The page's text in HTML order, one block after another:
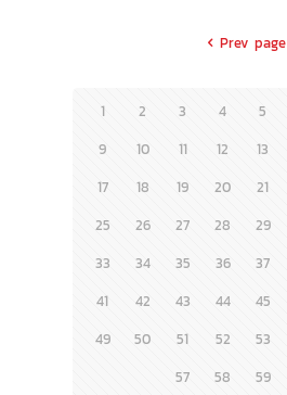
Prev page
1 2 3 4 5
9
10 11 12 13
17
18 19 20 21
25
26 27 28 29
33
34 35 36 37
41
42 43 44 45
49
50 51 52 53
57
58 59